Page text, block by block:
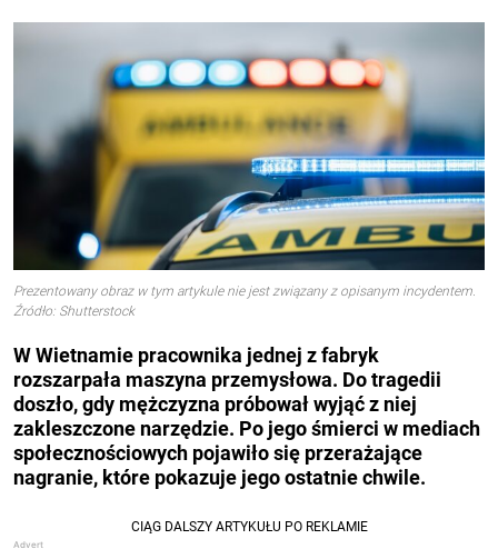
Prezentowany obraz w tym artykule nie jest związany z opisanym incydentem.
Źródło: Shutterstock
W Wietnamie pracownika jednej z fabryk
rozszarpała maszyna przemysłowa. Do tragedii
doszło, gdy mężczyzna próbował wyjąć z niej
zakleszczone narzędzie. Po jego śmierci w mediach
społecznościowych pojawiło się przerażające
nagranie, które pokazuje jego ostatnie chwile.